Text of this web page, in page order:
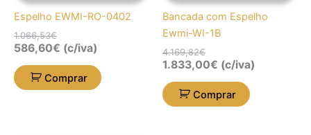
Espelho EWMI-RO-0402
1.066,53€
586,60€ (c/iva)
Comprar
Bancada com Espelho
Ewmi-WI-1B
4.169,82€
1.833,00€ (c/iva)
Comprar